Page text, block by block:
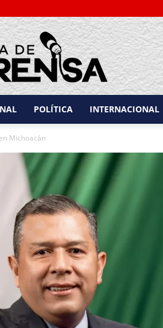
de
Prensa
POLÍTICA INTERNACIONAL
Michoacán